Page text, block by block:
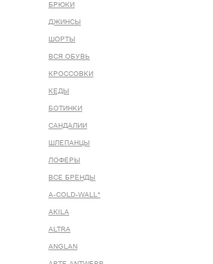
БРЮКИ
ДЖИНСЫ
ШОРТЫ
ВСЯ ОБУВЬ
КРОССОВКИ
КЕДЫ
БОТИНКИ
САНДАЛИИ
ШЛЕПАНЦЫ
ЛОФЕРЫ
ВСЕ БРЕНДЫ
A-COLD-WALL*
AKILA
ALTRA
ANGLAN